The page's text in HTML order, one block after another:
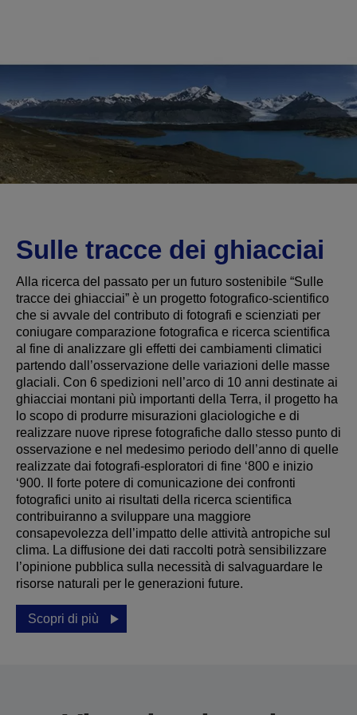
Sulle tracce dei ghiacciai
Alla ricerca del passato per un futuro sostenibile “Sulle
tracce dei ghiacciai” è un progetto fotografico-scientifico
che si avvale del contributo di fotografi e scienziati per
coniugare comparazione fotografica e ricerca scientifica
al fine di analizzare gli effetti dei cambiamenti climatici
partendo dall’osservazione delle variazioni delle masse
glaciali. Con 6 spedizioni nell’arco di 10 anni destinate ai
ghiacciai montani più importanti della Terra, il progetto ha
lo scopo di produrre misurazioni glaciologiche e di
realizzare nuove riprese fotografiche dallo stesso punto di
osservazione e nel medesimo periodo dell’anno di quelle
realizzate dai fotografi-esploratori di fine ‘800 e inizio
‘900. Il forte potere di comunicazione dei confronti
fotografici unito ai risultati della ricerca scientifica
contribuiranno a sviluppare una maggiore
consapevolezza dell’impatto delle attività antropiche sul
clima. La diffusione dei dati raccolti potrà sensibilizzare
l’opinione pubblica sulla necessità di salvaguardare le
risorse naturali per le generazioni future.
Scopri di più